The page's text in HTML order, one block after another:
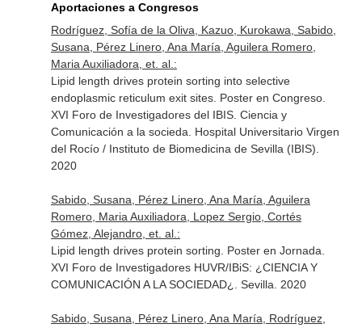
Aportaciones a Congresos
Rodríguez, Sofía de la Oliva, Kazuo, Kurokawa, Sabido,
Susana, Pérez Linero, Ana María, Aguilera Romero,
Maria Auxiliadora, et. al.:
Lipid length drives protein sorting into selective
endoplasmic reticulum exit sites. Poster en Congreso.
XVI Foro de Investigadores del IBIS. Ciencia y
Comunicación a la socieda. Hospital Universitario Virgen
del Rocío / Instituto de Biomedicina de Sevilla (IBIS).
2020
Sabido, Susana, Pérez Linero, Ana María, Aguilera
Romero, Maria Auxiliadora, Lopez Sergio, Cortés
Gómez, Alejandro, et. al.:
Lipid length drives protein sorting. Poster en Jornada.
XVI Foro de Investigadores HUVR/IBiS: ¿CIENCIA Y
COMUNICACIÓN A LA SOCIEDAD¿. Sevilla. 2020
Sabido, Susana, Pérez Linero, Ana María, Rodríguez,